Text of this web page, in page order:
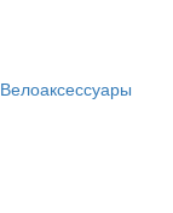
Велоаксессуары